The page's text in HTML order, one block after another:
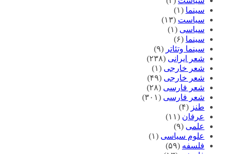
سینما (۱)
سیاست (۱۳)
سیاسی (۱)
سینما (۶)
سینما وتئاتر (۹)
شعر ایرانی (۲۳۸)
شعر خارجی (۱)
شعر خارجی (۴۹)
شعر فارسی (۲۸)
شعر فارسی (۳۰۱)
طنز (۴)
عرفان (۱۱)
علمی (۹)
علوم سیاسی (۱)
فلسفه (۵۹)